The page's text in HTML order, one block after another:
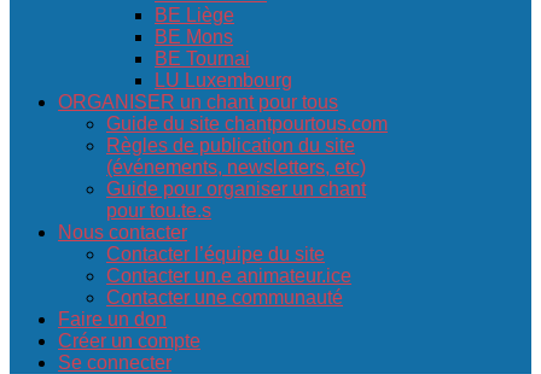
BE Liège
BE Mons
BE Tournai
LU Luxembourg
ORGANISER un chant pour tous
Guide du site chantpourtous.com
Règles de publication du site
(événements, newsletters, etc)
Guide pour organiser un chant
pour tou.te.s
Nous contacter
Contacter l’équipe du site
Contacter un.e animateur.ice
Contacter une communauté
Faire un don
Créer un compte
Se connecter